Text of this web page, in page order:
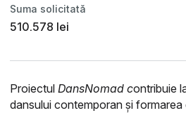
Suma solicitată
510.578 lei
Proiectul DansNomad contribuie
dansului contemporan și